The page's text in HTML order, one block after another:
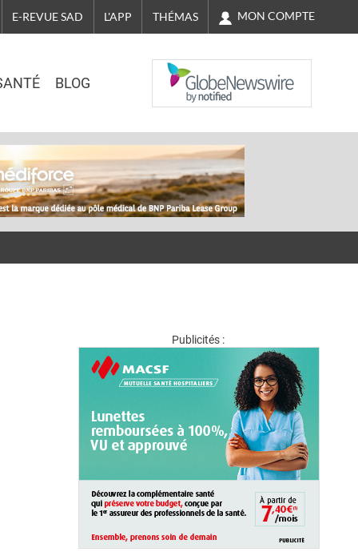
E-REVUE SAD L'APP THÉMAS MON COMPTE
BLOG
NASDAQ
Publicités :